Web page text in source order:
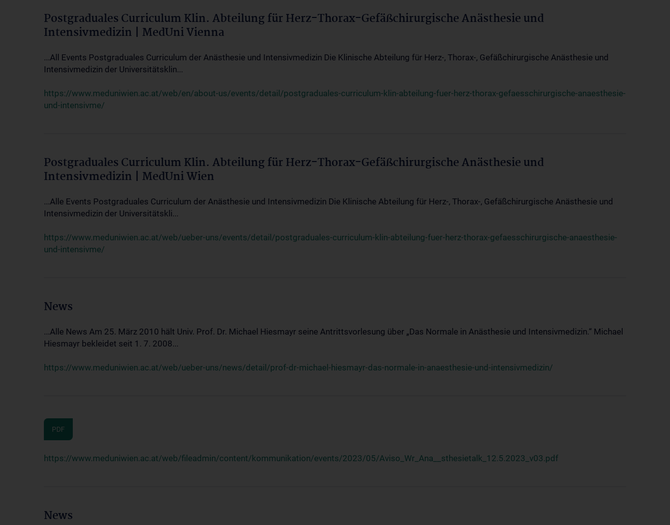
Postgraduales Curriculum Klin. Abteilung für Herz-Thorax-Gefäßchirurgische Anästhesie und
Intensivmedizin | MedUni Vienna
...All Events Postgraduales Curriculum der Anästhesie und Intensivmedizin Die Klinische Abteilung für Herz-, Thorax-, Gefäßchirurgische Anästhesie und
Intensivmedizin der Universitätsklin...
https://www.meduniwien.ac.at/web/en/about-us/events/detail/postgraduales-curriculum-klin-abteilung-fuer-herz-thorax-gefaesschirurgische-anaesthesie-
und-intensivme/
Postgraduales Curriculum Klin. Abteilung für Herz-Thorax-Gefäßchirurgische Anästhesie und
Intensivmedizin | MedUni Wien
...Alle Events Postgraduales Curriculum der Anästhesie und Intensivmedizin Die Klinische Abteilung für Herz-, Thorax-, Gefäßchirurgische Anästhesie und
Intensivmedizin der Universitätskli...
https://www.meduniwien.ac.at/web/ueber-uns/events/detail/postgraduales-curriculum-klin-abteilung-fuer-herz-thorax-gefaesschirurgische-anaesthesie-
und-intensivme/
News
...Alle News Am 25. März 2010 hält Univ. Prof. Dr. Michael Hiesmayr seine Antrittsvorlesung über „Das Normale in Anästhesie und Intensivmedizin.“ Michael
Hiesmayr bekleidet seit 1. 7. 2008...
https://www.meduniwien.ac.at/web/ueber-uns/news/detail/prof-dr-michael-hiesmayr-das-normale-in-anaesthesie-und-intensivmedizin/
PDF
https://www.meduniwien.ac.at/web/fileadmin/content/kommunikation/events/2023/05/Aviso_Wr_Ana__sthesietalk_12.5.2023_v03.pdf
News